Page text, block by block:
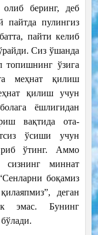
беринг, деб
пулингиз
пайти келиб
Сиз ўшанда
топишнинг ўзига
меҳнат қилиш
қилиш учун
ёшлигидан
вақтида ота-
ўсиши учун
ўтинг. Аммо
сизнинг миннат
боқамиз
деган
эмас. Бунинг